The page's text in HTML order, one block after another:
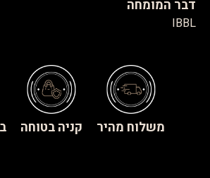
דבר המומחה
IBBL
משלוח מהיר קניה בטוחה